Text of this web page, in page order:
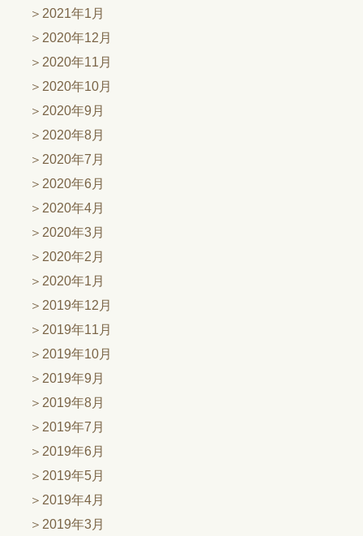
2021年1月
2020年12月
2020年11月
2020年10月
2020年9月
2020年8月
2020年7月
2020年6月
2020年4月
2020年3月
2020年2月
2020年1月
2019年12月
2019年11月
2019年10月
2019年9月
2019年8月
2019年7月
2019年6月
2019年5月
2019年4月
2019年3月